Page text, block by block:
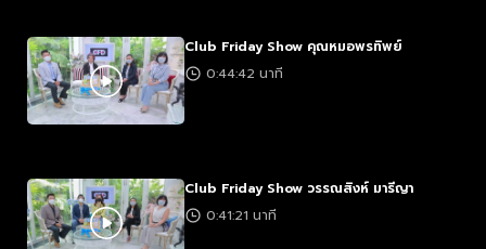
Club Friday Show คุณหมอพรทิพย์
0:44:42 นาที
Club Friday Show วรรณสิงห์ มารีญา
0:41:21 นาที